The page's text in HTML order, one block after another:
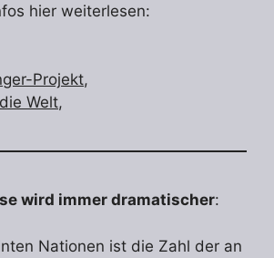
hier weiterlesen:
Projekt,
Welt,
wird immer dramatischer:
Nationen ist die Zahl der an